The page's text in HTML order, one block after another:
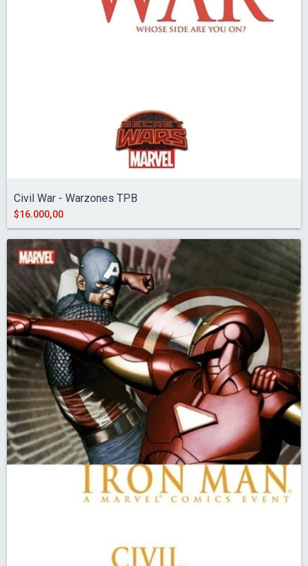
Civil War - Warzones TPB
$16.000,00